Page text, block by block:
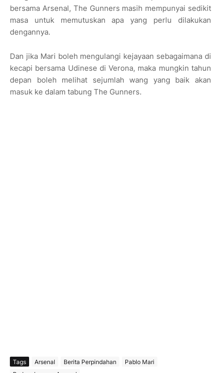
bersama Arsenal, The Gunners masih mempunyai sedikit
masa untuk memutuskan apa yang perlu dilakukan
dengannya.
Dan jika Mari boleh mengulangi kejayaan sebagaimana di
kecapi bersama Udinese di Verona, maka mungkin tahun
depan boleh melihat sejumlah wang yang baik akan
masuk ke dalam tabung The Gunners.
Tags Arsenal Berita Perpindahan
Pablo Mari